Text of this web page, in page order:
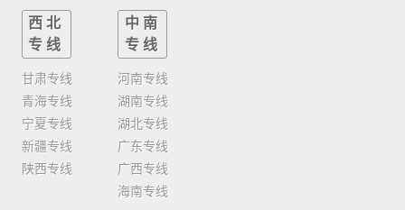
西北
专线
甘肃专线
青海专线
宁夏专线
新疆专线
陕西专线
中南
专线
河南专线
湖南专线
湖北专线
广东专线
广西专线
海南专线